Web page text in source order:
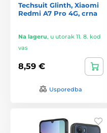
Techsuit Glinth, Xiaomi
Redmi A7 Pro 4G, crna
Na lageru, u utorak 11. 8. kod
vas
8,59 €
Usporedba